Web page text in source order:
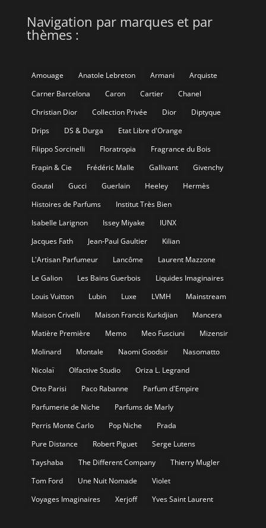
Navigation par marques et par
thèmes :
Amouage Anatole Lebreton Armani
Arquiste
Carner Barcelona
Caron Cartier
Chanel
Christian Dior
Collection Privée Dior
Diptyque
Drips
DS & Durga
Etat Libre d'Orange
Filippo Sorcinelli
Floratropia
Fragrance du Bois
Frapin & Cie
Frédéric Malle Gallivant
Givenchy
Goutal
Gucci Guerlain Heeley
Hermès
Histoires de Parfums
Institut Très Bien
Isabelle Larignon
Issey Miyake
IUNX
Jacques Fath
Jean-Paul Gaultier
Kilian
L'Artisan Parfumeur
Lancôme
Laurent Mazzone
Le Galion
Les Bains Guerbois
Liquides Imaginaires
Louis Vuitton
Lubin Luxe LVMH
Mainstream
Maison Crivelli
Maison Francis Kurkdjian
Mancera
Matière Première
Memo Meo Fusciuni
Mizensir
Molinard
Montale Naomi Goodsir
Nasomatto
Nicolaï
Olfactive Studio
Oriza L. Legrand
Orto Parisi
Paco Rabanne
Parfum d'Empire
Parfumerie de Niche
Parfums de Marly
Perris Monte Carlo
Pop Niche
Prada
Pure Distance
Robert Piguet
Serge Lutens
Tayshaba
The Different Company
Thierry Mugler
Tom Ford
Une Nuit Nomade
Violet
Voyages Imaginaires
Xerjoff Yves Saint Laurent